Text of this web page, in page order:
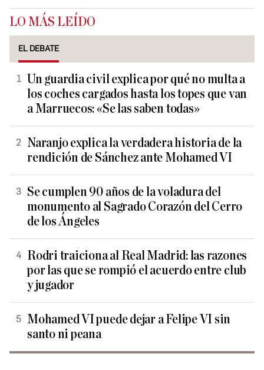
LO MÁS LEÍDO
EL DEBATE
Un guardia civil explica por qué no multa a
los coches cargados hasta los topes que van
a Marruecos: «Se las saben todas»
Naranjo explica la verdadera historia de la
rendición de Sánchez ante Mohamed VI
Se cumplen 90 años de la voladura del
monumento al Sagrado Corazón del Cerro
de los Ángeles
Rodri traiciona al Real Madrid: las razones
por las que se rompió el acuerdo entre club
y jugador
Mohamed VI puede dejar a Felipe VI sin
santo ni peana